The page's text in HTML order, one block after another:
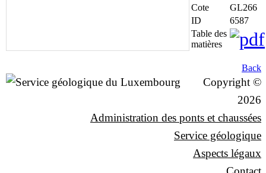
Cote
GL266
ID
6587
Table des
matières
Back
Copyright ©
2026
Administration des ponts et chaussées
Service géologique
Aspects légaux